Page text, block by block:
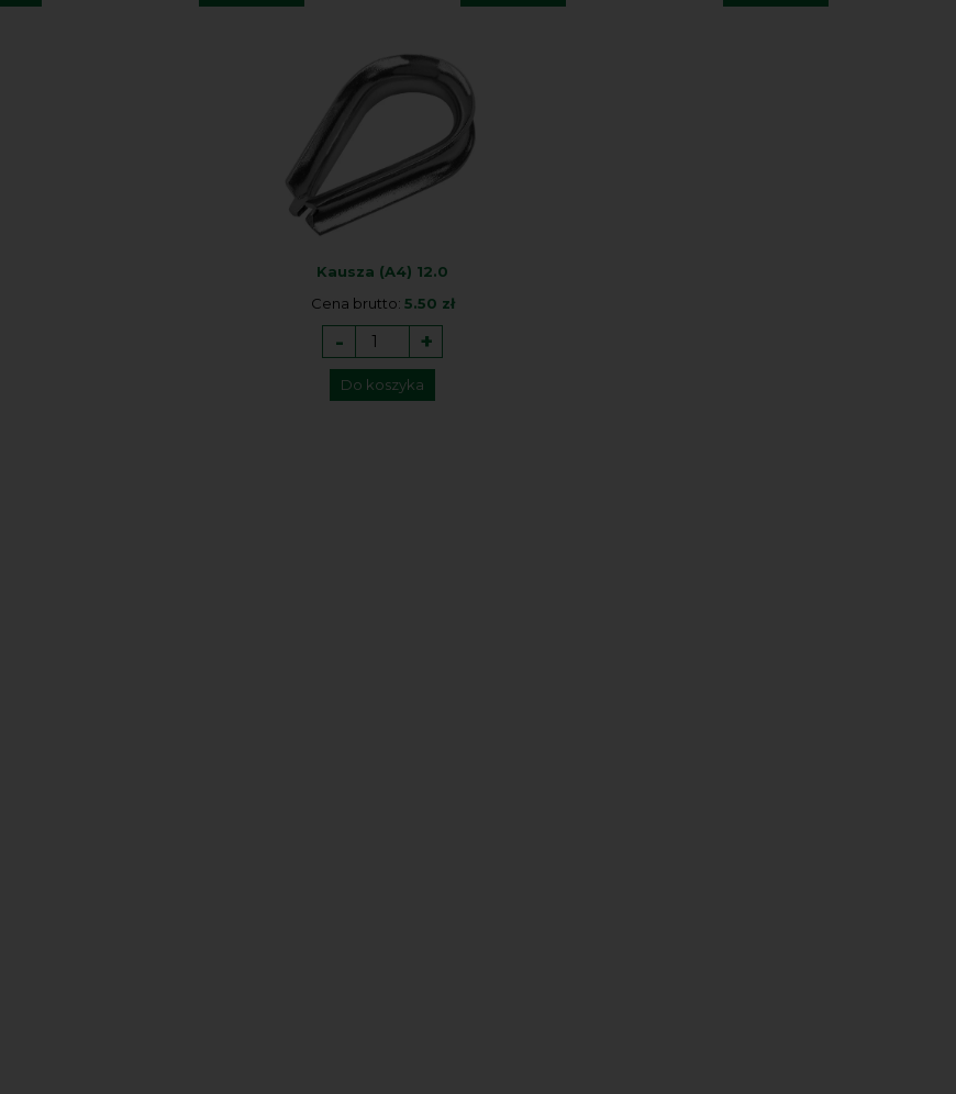
Kausza (A4) 12.0
Cena brutto: 5.50 zł
- +
Do koszyka